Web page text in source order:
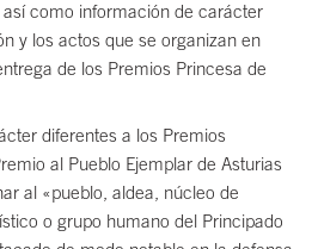
como información de carácter
y los actos que se organizan en
de los Premios Princesa de
diferentes a los Premios
al Pueblo Ejemplar de Asturias
al «pueblo, aldea, núcleo de
o grupo humano del Principado